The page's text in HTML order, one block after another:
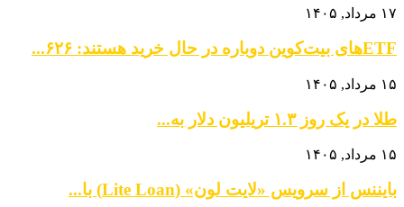
۱۷ مرداد, ۱۴۰۵
ETFهای بیت‌کوین دوباره در حال خرید هستند: ۶۲۶...
۱۵ مرداد, ۱۴۰۵
طلا در یک روز ۱.۳ تریلیون دلار به...
۱۵ مرداد, ۱۴۰۵
بایننس از سرویس «لایت لون» (Lite Loan) با...